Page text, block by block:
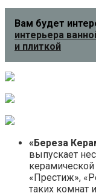
Вам будет
интерьера
и плиткой
«Береза
выпускает
«Престиж»,
таких комнат